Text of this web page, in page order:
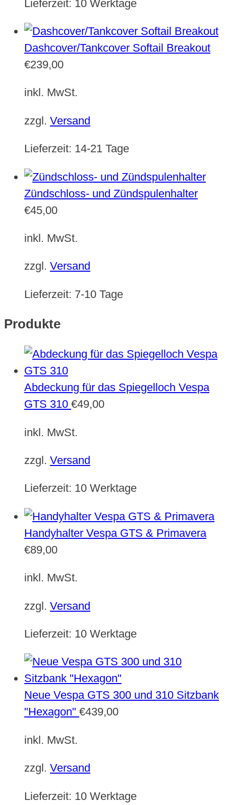
Lieferzeit: 10 Werktage
Dashcover/Tankcover Softail Breakout
€239,00
inkl. MwSt.
zzgl. Versand
Lieferzeit: 14-21 Tage
Zündschloss- und Zündspulenhalter
€45,00
inkl. MwSt.
zzgl. Versand
Lieferzeit: 7-10 Tage
Produkte
Abdeckung für das Spiegelloch Vespa
GTS 310 €49,00
inkl. MwSt.
zzgl. Versand
Lieferzeit: 10 Werktage
Handyhalter Vespa GTS & Primavera
€89,00
inkl. MwSt.
zzgl. Versand
Lieferzeit: 10 Werktage
Neue Vespa GTS 300 und 310 Sitzbank
"Hexagon" €439,00
inkl. MwSt.
zzgl. Versand
Lieferzeit: 10 Werktage